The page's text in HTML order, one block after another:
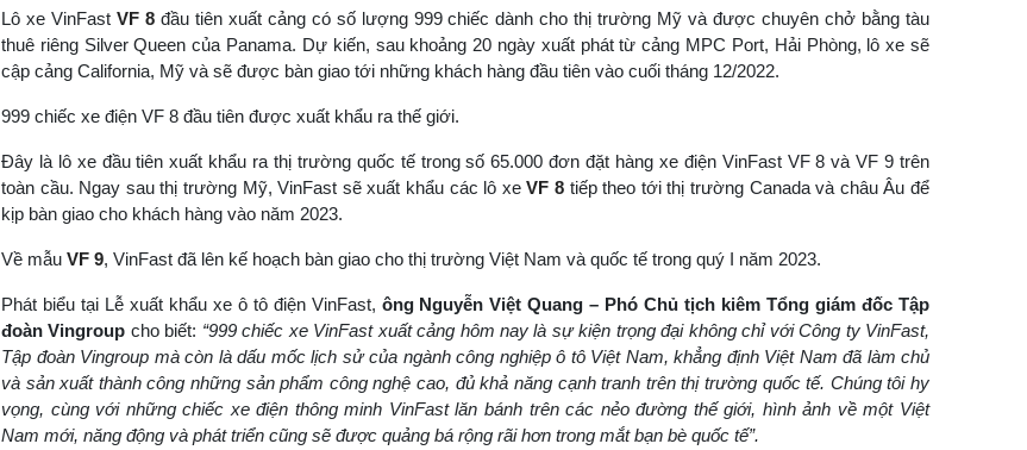
Lô xe VinFast VF 8đầu tiên xuất cảng có số lượng 999 chiếc dành cho thị trường Mỹ và được chuyên chở bằng tàu
thuê riêng Silver Queen của Panama. Dự kiến, sau khoảng 20 ngày xuất phát từ cảng MPC Port, Hải Phòng, lô xe sẽ
cập cảng California, Mỹ và sẽ được bàn giao tới những khách hàng đầu tiên vào cuối tháng 12/2022.
999 chiếc xe điện VF 8 đầu tiên được xuất khẩu ra thế giới.
Đây là lô xe đầu tiên xuất khẩu ra thị trường quốc tế trong số 65.000 đơn đặt hàng xe điện VinFast VF 8 và VF 9 trên
toàn cầu. Ngay sau thị trường Mỹ, VinFast sẽ xuất khẩu các lô xeVF 8 tiếp theo tới thị trường Canada và châu Âu để
kịp bàn giao cho khách hàng vào năm 2023.
Về mẫu VF 9, VinFast đã lên kế hoạch bàn giao cho thị trường Việt Nam và quốc tế trong quý I năm 2023.
Phát biểu tại Lễ xuất khẩu xe ô tô điện VinFast, ông Nguyễn Việt Quang – Phó Chủ tịch kiêm Tổng giám đốc Tập
đoàn Vingroup cho biết: “999 chiếc xe VinFast xuất cảng hôm nay là sự kiện trọng đại không chỉ với Công ty VinFast,
Tập đoàn Vingroup mà còn là dấu mốc lịch sử của ngành công nghiệp ô tô Việt Nam, khẳng định Việt Nam đã làm chủ
và sản xuất thành công những sản phẩm công nghệ cao, đủ khả năng cạnh tranh trên thị trường quốc tế. Chúng tôi hy
vọng, cùng với những chiếc xe điện thông minh VinFast lăn bánh trên các nẻo đường thế giới, hình ảnh về một Việt
Nam mới, năng động và phát triển cũng sẽ được quảng bá rộng rãi hơn trong mắt bạn bè quốc tế”.